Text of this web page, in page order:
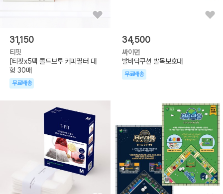
31,150
티핏
[티핏x5팩 콜드브루 커피필터 대
형 30매
무료배송
34,500
싸이먼
발바닥쿠션 발목보호대
무료배송